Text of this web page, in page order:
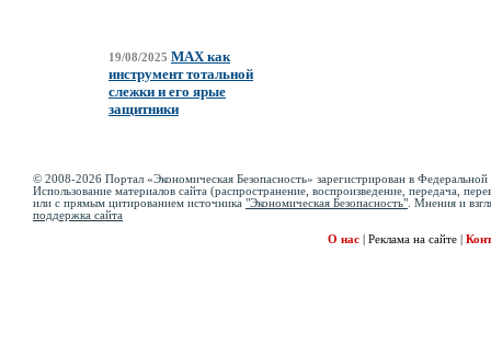
19/08/2025 MAX как
инструмент тотальной
слежки и его ярые
защитники
© 2008-2026 Портал «Экономическая Безопасность» зарегистрирован в
Использование материалов сайта (распространение, воспроизведение, передача,
или с прямым цитированием источника "Экономическая Безопасность" . Мнения и
поддержка сайта
О нас
Реклама на сайте